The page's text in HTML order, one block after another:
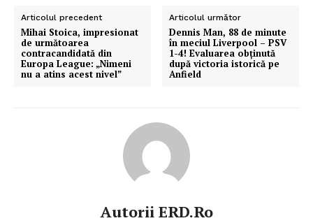
Articolul precedent
Mihai Stoica, impresionat
de următoarea
contracandidată din
Europa League: „Nimeni
nu a atins acest nivel”
Articolul următor
Dennis Man, 88 de minute
în meciul Liverpool – PSV
1-4! Evaluarea obținută
după victoria istorică pe
Anfield
Autorii ERD.ro